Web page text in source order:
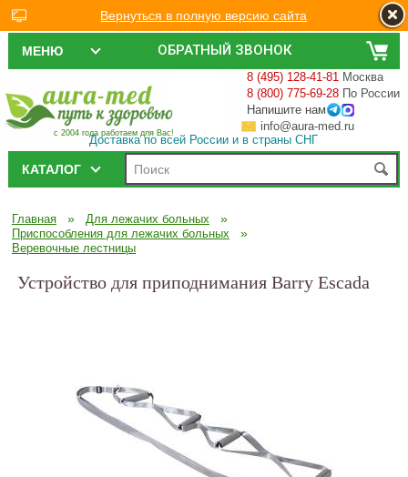
ОБРАТНЫЙ ЗВОНОК
МЕНЮ
с 2004 года работаем для Вас!
8 (495) 128-41-81 Москва
8 (800) 775-69-28 По России
Напишите нам
info@aura-med.ru
Доставка по всей России и в страны СНГ
КАТАЛОГ
Главная » Для лежачих больных »
Приспособления для лежачих больных »
Веревочные лестницы
Устройство для приподнимания Barry Escada
Вернуться в полную версию сайта